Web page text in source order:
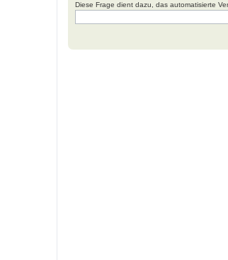
Diese Frage dient dazu, das automatisierte